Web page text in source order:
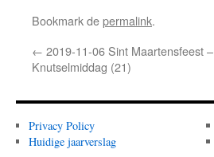
Bookmark depermalink.
← 2019-11-06 Sint Maartensfeest –
Knutselmiddag (21)
Privacy Policy
Huidige jaarverslag